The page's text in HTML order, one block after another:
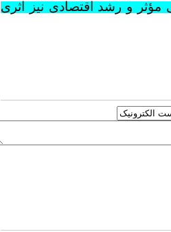
نرخ ارز حقیقی مؤثر و رشد اقتصادی نیز اثری